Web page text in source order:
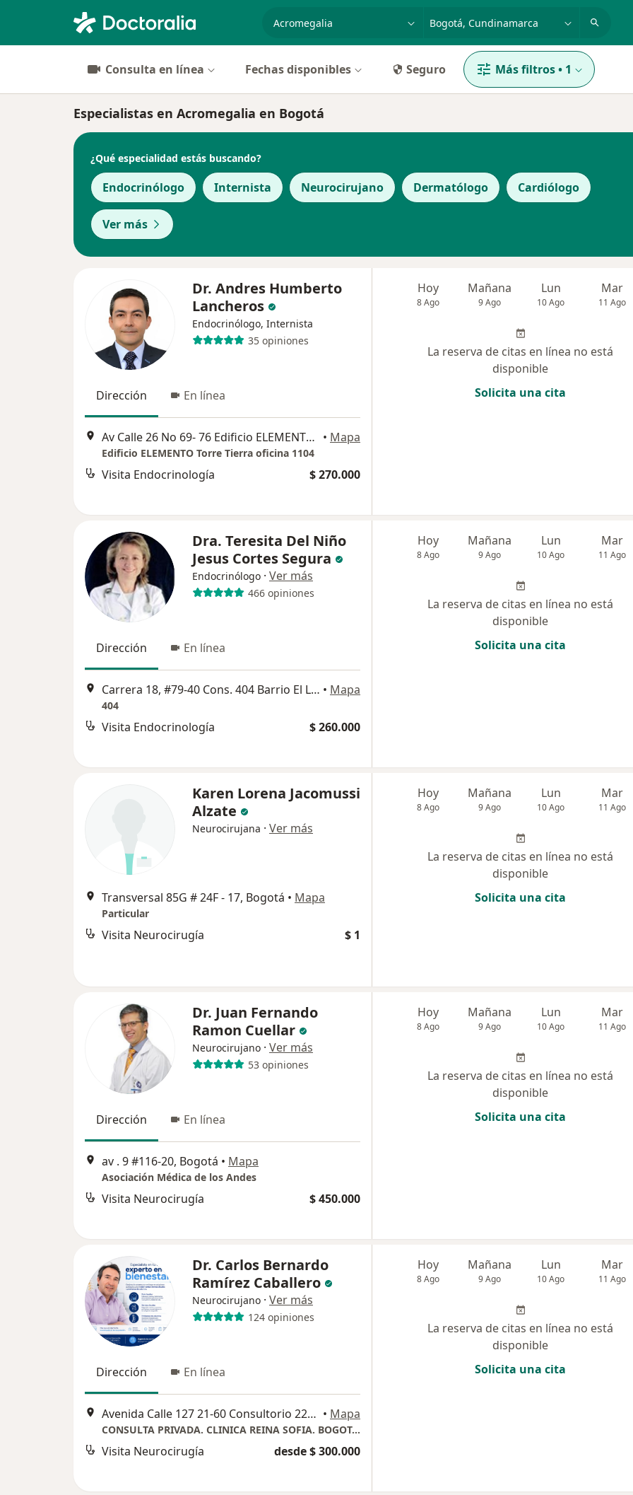
especialidad, enfermedad o nombre
p. ej. Bogotá
Consulta en línea Fechas disponibles Seguro Más filtros• 1
Especialistas en Acromegalia en Bogotá
¿Qué especialidad estás buscando?
Endocrinólogo Internista Neurocirujano Dermatólogo Cardiólogo
Ver más
Dr. Andres Humberto
Lancheros
Endocrinólogo, Internista
35 opiniones
Dirección En línea
Av Calle 26 No 69- 76 Edificio ELEMENTO Torre Tierra oficina 1104, Bogotá • Mapa
Edificio ELEMENTO Torre Tierra oficina 1104
Visita Endocrinología $ 270.000
Hoy
8 Ago
Mañana
9 Ago
Lun
10 Ago
Mar
11 Ago
La reserva de citas en línea no está
disponible
Solicita una cita
Dra. Teresita Del Niño
Jesus Cortes Segura
Endocrinólogo · Ver más
466 opiniones
Dirección En línea
Carrera 18, #79-40 Cons. 404 Barrio El Lago, Bogotá • Mapa
404
Visita Endocrinología $ 260.000
Hoy
8 Ago
Mañana
9 Ago
Lun
10 Ago
Mar
11 Ago
La reserva de citas en línea no está
disponible
Solicita una cita
Karen Lorena Jacomussi
Alzate
Neurocirujana · Ver más
Transversal 85G # 24F - 17, Bogotá • Mapa
Particular
Visita Neurocirugía $ 1
Hoy
8 Ago
Mañana
9 Ago
Lun
10 Ago
Mar
11 Ago
La reserva de citas en línea no está
disponible
Solicita una cita
Dr. Juan Fernando
Ramon Cuellar
Neurocirujano · Ver más
53 opiniones
Dirección En línea
av . 9 #116-20, Bogotá • Mapa
Asociación Médica de los Andes
Visita Neurocirugía $ 450.000
Hoy
8 Ago
Mañana
9 Ago
Lun
10 Ago
Mar
11 Ago
La reserva de citas en línea no está
disponible
Solicita una cita
Dr. Carlos Bernardo
Ramírez Caballero
Neurocirujano · Ver más
124 opiniones
Dirección En línea
Avenida Calle 127 21-60 Consultorio 222. Clinica Reina Sofía, Bogotá • Mapa
CONSULTA PRIVADA. CLINICA REINA SOFIA. BOGOTA COLOMBIA
Visita Neurocirugía desde $ 300.000
Hoy
8 Ago
Mañana
9 Ago
Lun
10 Ago
Mar
11 Ago
La reserva de citas en línea no está
disponible
Solicita una cita